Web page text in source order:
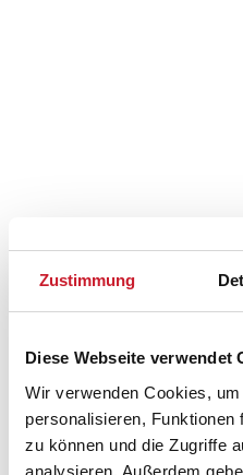
Zustimmung
Diese Webseite verwendet
Wir verwenden Cookies,
personalisieren, Funktionen
zu können und die Zugriffe
analysieren. Außerdem
Belegungskalender